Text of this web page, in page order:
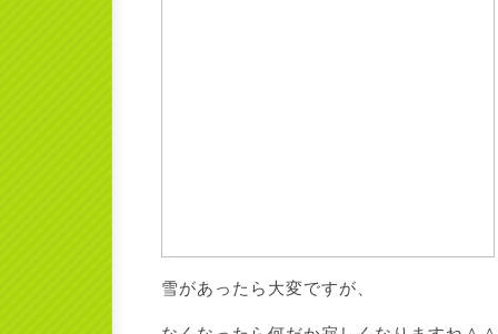
雪があったら大変ですが、